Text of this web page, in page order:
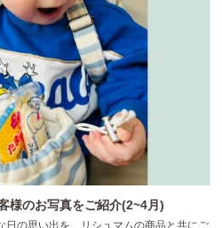
様のお写真をご紹介(2~4月)
日の思い出を、リシュマムの商品と共にご